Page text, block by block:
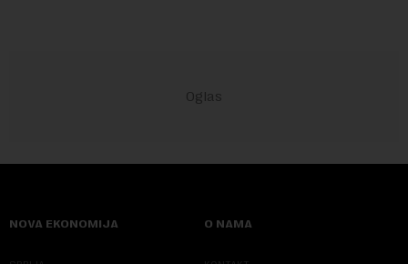
NOVA EKONOMIJA O NAMA